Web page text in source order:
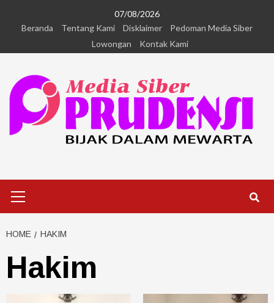
07/08/2026
Beranda
Tentang Kami Disklaimer
Pedoman Media Siber
Lowongan
Kontak Kami
HOME HAKIM
Hakim